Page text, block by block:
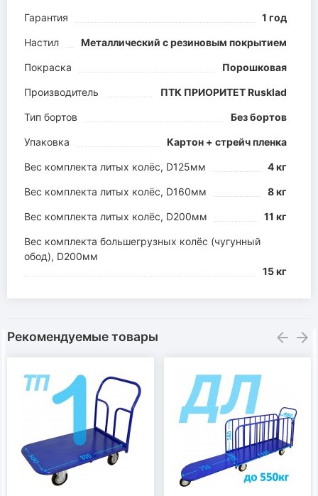
Гарантия 1 год
Настил Металлический с резиновым покрытием
Покраска Порошковая
Производитель ПТК ПРИОРИТЕТ Rusklad
Тип бортов Без бортов
Упаковка Картон + стрейч пленка
Вес комплекта литых колёс, D125мм 4 кг
Вес комплекта литых колёс, D160мм 8 кг
Вес комплекта литых колёс, D200мм 11 кг
Вес комплекта большегрузных колёс (чугунный
обод), D200мм
15 кг
Рекомендуемые товары